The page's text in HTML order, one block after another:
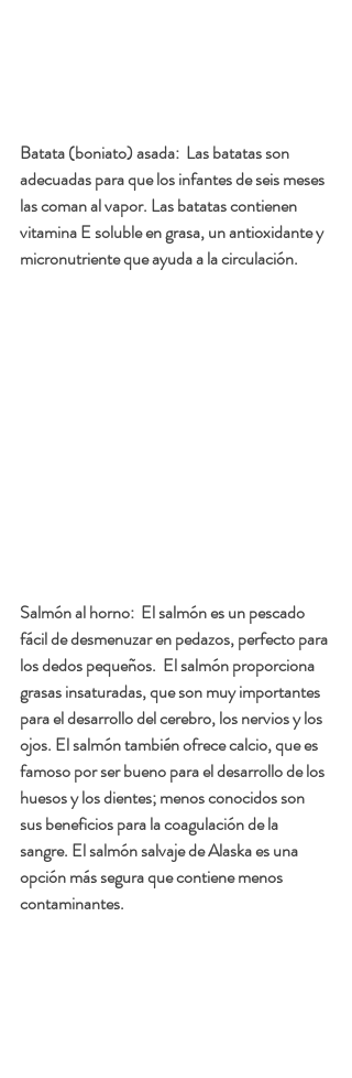
Batata (boniato) asada:
  Las batatas son
adecuadas para que los infantes de seis meses
las coman al vapor. Las batatas contienen
vitamina E soluble en grasa, un antioxidante y
micronutriente que ayuda a la circulación.
Salmón al horno: El salmón es un pescado
fácil de desmenuzar en pedazos, perfecto para
los dedos pequeños.  El salmón proporciona
grasas insaturadas, que son muy importantes
para el desarrollo del cerebro, los nervios y los
ojos. El salmón también ofrece calcio, que es
famoso por ser bueno para el desarrollo de los
huesos y los dientes; menos conocidos son
sus beneficios para la coagulación de la
sangre. El salmón salvaje de Alaska es una
opción más segura que contiene menos
contaminantes.